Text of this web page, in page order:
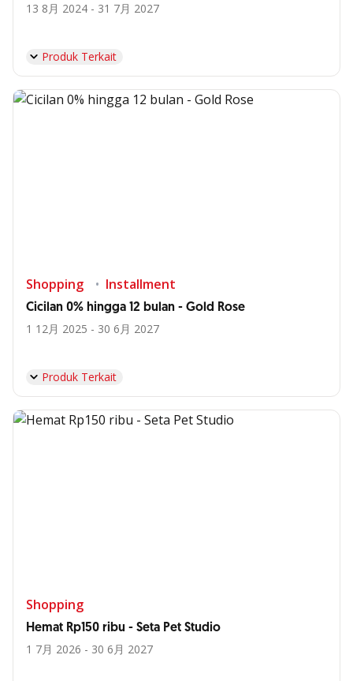
13 8月 2024 - 31 7月 2027
Produk Terkait
Shopping Installment
Cicilan 0% hingga 12 bulan - Gold Rose
1 12月 2025 - 30 6月 2027
Produk Terkait
Shopping
Hemat Rp150 ribu - Seta Pet Studio
1 7月 2026 - 30 6月 2027